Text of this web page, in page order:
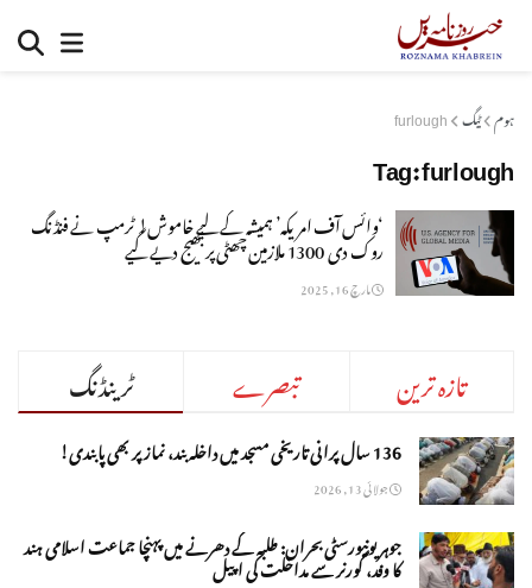
ہوم ٹیگ furlough
Tag:furlough
‘وائس آف امریکہ’ ہمیشہ کے لیے خاموش! ٹرمپ نے فنڈنگ
روک دی 1300 ملازمین چھٹی پر بھیج دیے گیے
مارچ 16, 2025
ٹرینڈنگ تبصرے تازہ ترین
136 سال پرانی تاریخی مسجد میں داخلہ بند، نماز پر بھی پابندی!
جولائی 13, 2026
جوہر یونیورسٹی بحران: طلبہ کے دھرنے میں پہنچا جماعت اسلامی ہند
کا وفد، گورنر سے مداخلت کی اپیل